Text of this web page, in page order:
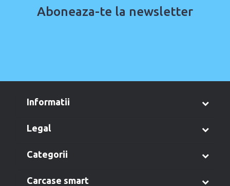
Aboneaza-te la newsletter
informatii
legal
categorii
carcase smart